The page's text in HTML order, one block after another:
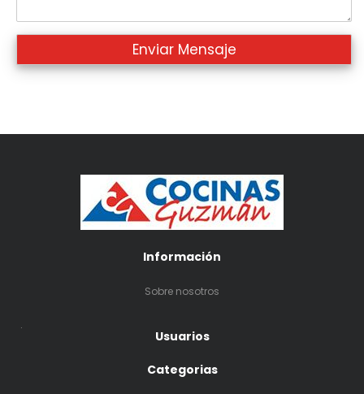
Información
Sobre nosotros
.
Usuarios
Categorias